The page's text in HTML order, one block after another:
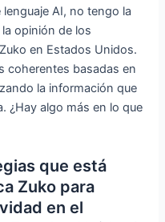
AI, no tengo la
opinión de los
en Estados Unidos.
coherentes basadas en
la información que
¿Hay algo más en lo que
que está
Zuko para
en el